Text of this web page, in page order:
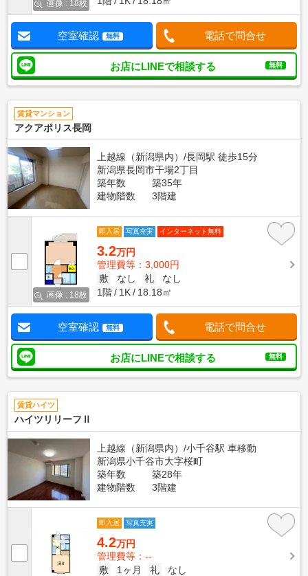
画像 : 18枚
空室確認 無料 電話で問合せ
お店にLINEで相談する 無料
賃貸マンション
アクアポリス長岡
上越線（新潟県内）/長岡駅 徒歩15分
新潟県長岡市干場2丁目
築年数
築35年
建物階数
3階建
画像 : 18枚
即入居 写真充実 インターネット無料
3.2万円
管理費等：3,000円
敷
なし 礼
なし
1階
1K 18.18㎡
空室確認 無料 電話で問合せ
お店にLINEで相談する 無料
賃貸ハイツ
ハイツリリーフⅡ
上越線（新潟県内）/小千谷駅 車移動
新潟県小千谷市大字桜町
築年数
築28年
建物階数
3階建
即入居 写真充実
4.2万円
管理費等：--
敷
1ヶ月 礼
なし